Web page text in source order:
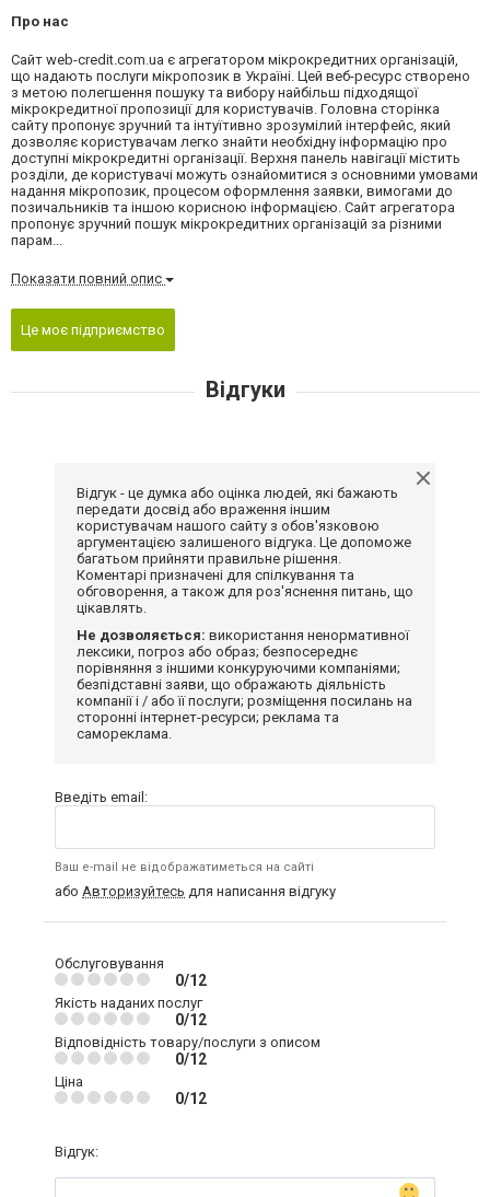
Про нас
Сайт web-credit.com.ua є агрегатором мікрокредитних організацій,
що надають послуги мікропозик в Україні. Цей веб-ресурс створено
з метою полегшення пошуку та вибору найбільш підходящої
мікрокредитної пропозиції для користувачів. Головна сторінка
сайту пропонує зручний та інтуїтивно зрозумілий інтерфейс, який
дозволяє користувачам легко знайти необхідну інформацію про
доступні мікрокредитні організації. Верхня панель навігації містить
розділи, де користувачі можуть ознайомитися з основними умовами
надання мікропозик, процесом оформлення заявки, вимогами до
позичальників та іншою корисною інформацією. Сайт агрегатора
пропонує зручний пошук мікрокредитних організацій за різними
парам...
Показати повний опис
Це моє підприємство
Відгуки
Відгук - це думка або оцінка людей, які бажають
передати досвід або враження іншим
користувачам нашого сайту з обов'язковою
аргументацією залишеного відгука. Це допоможе
багатьом прийняти правильне рішення.
Коментарі призначені для спілкування та
обговорення, а також для роз'яснення питань, що
цікавлять.
Не дозволяється: використання ненормативної
лексики, погроз або образ; безпосереднє
порівняння з іншими конкуруючими компаніями;
безпідставні заяви, що ображають діяльність
компанії і / або її послуги; розміщення посилань на
сторонні інтернет-ресурси; реклама та
самореклама.
Введіть email:
Ваш e-mail не відображатиметься на сайті
або Авторизуйтесь для написання відгуку
Обслуговування
0/12
Якість наданих послуг
0/12
Відповідність товару/послуги з описом
0/12
Ціна
0/12
Відгук: